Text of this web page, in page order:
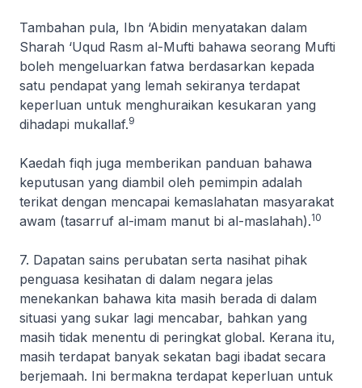
Tambahan pula, Ibn ‘Abidin menyatakan dalam
Sharah ‘Uqud Rasm al-Mufti bahawa seorang Mufti
boleh mengeluarkan fatwa berdasarkan kepada
satu pendapat yang lemah sekiranya terdapat
keperluan untuk menghuraikan kesukaran yang
dihadapi mukallaf.9
Kaedah fiqh juga memberikan panduan bahawa
keputusan yang diambil oleh pemimpin adalah
terikat dengan mencapai kemaslahatan masyarakat
awam (tasarruf al-imam manut bi al-maslahah).10
7. Dapatan sains perubatan serta nasihat pihak
penguasa kesihatan di dalam negara jelas
menekankan bahawa kita masih berada di dalam
situasi yang sukar lagi mencabar, bahkan yang
masih tidak menentu di peringkat global. Kerana itu,
masih terdapat banyak sekatan bagi ibadat secara
berjemaah. Ini bermakna terdapat keperluan untuk